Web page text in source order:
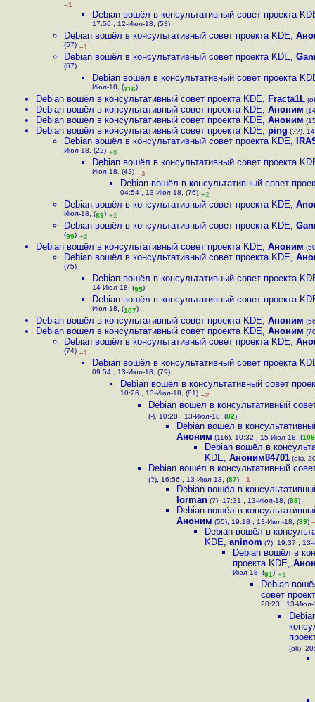
–1
Debian вошёл в консультативный cовет проекта
17:56 , 12-Июл-18, (53)
Debian вошёл в консультативный cовет проекта KDE,
(57) –1
Debian вошёл в консультативный cовет проекта KDE,
(67)
Debian вошёл в консультативный cовет проекта
Июл-18, (116)
Debian вошёл в консультативный cовет проекта KDE, Fracta1L
Debian вошёл в консультативный cовет проекта KDE, Аноним
Debian вошёл в консультативный cовет проекта KDE, Аноним
Debian вошёл в консультативный cовет проекта KDE, ping (??),
Debian вошёл в консультативный cовет проекта KDE,
Июл-18, (22) +5
Debian вошёл в консультативный cовет проекта
Июл-18, (42) –3
Debian вошёл в консультативный cовет
04:54 , 13-Июл-18, (76) +2
Debian вошёл в консультативный cовет проекта KDE,
Июл-18, (83) +1
Debian вошёл в консультативный cовет проекта KDE,
(99) +2
Debian вошёл в консультативный cовет проекта KDE, Аноним
Debian вошёл в консультативный cовет проекта KDE,
(75)
Debian вошёл в консультативный cовет проекта
14-Июл-18, (95)
Debian вошёл в консультативный cовет проекта
Июл-18, (107)
Debian вошёл в консультативный cовет проекта KDE, Аноним
Debian вошёл в консультативный cовет проекта KDE, Аноним
Debian вошёл в консультативный cовет проекта KDE,
(74) –1
Debian вошёл в консультативный cовет проекта
09:54 , 13-Июл-18, (79)
Debian вошёл в консультативный cовет
10:26 , 13-Июл-18, (81) –2
Debian вошёл в консультативный
(-), 10:28 , 13-Июл-18, (82)
Debian вошёл в
Аноним (116), 10:32 , 15-Июл-18, (108
Debian вошёл в
KDE, Аноним84701 (ok),
Debian вошёл в консультативный
(?), 16:56 , 13-Июл-18, (87) –1
Debian вошёл в
lorman (?), 17:31 , 13-Июл-18, (88)
Debian вошёл в
Аноним (55), 19:18 , 13-Июл-18, (89)
Debian вошёл в
KDE, aninom (?), 19:37 ,
Debian вошёл в
проекта KDE,
Июл-18, (91) +1
Debian
cовет
20:23 , 13-Июл-
(ok),